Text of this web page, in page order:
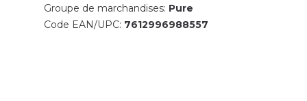
Groupe de marchandises: Pure
Code EAN/UPC: 7612996988557